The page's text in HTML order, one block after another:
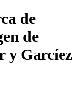
de
de
y Garcíez